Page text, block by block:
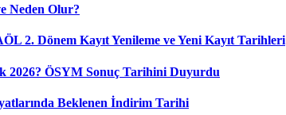
Neden Olur?
2. Dönem Kayıt Yenileme ve Yeni Kayıt Tarihleri
2026? ÖSYM Sonuç Tarihini Duyurdu
Beklenen İndirim Tarihi